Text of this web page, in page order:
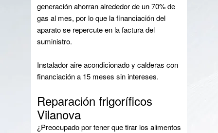
generación ahorran alrededor de un 70% de
gas al mes, por lo que la financiación del
aparato se repercute en la factura del
suministro.
Instalador aire acondicionado y calderas con
financiación a 15 meses sin intereses.
Reparación frigoríficos
Vilanova
¿Preocupado por tener que tirar los alimentos